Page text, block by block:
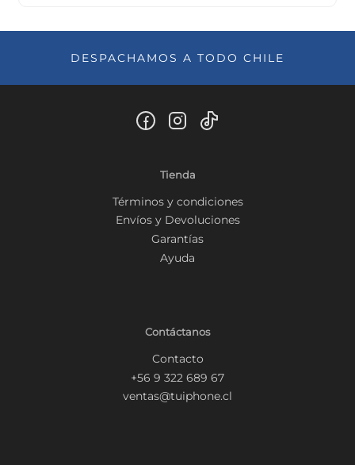
DESPACHAMOS A TODO CHILE
Tienda
Términos y condiciones
Envíos y Devoluciones
Garantías
Ayuda
Contáctanos
Contacto
+56 9 322 689 67
ventas@tuiphone.cl